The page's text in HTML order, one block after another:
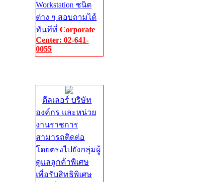
Workstation ชนิด
ต่าง ๆ สอบถามได้
ทันทีที่ Corporate
Center: 02-641-
0055
ดีลเลอร์ บริษัท
องค์กร และหน่วย
งานราชการ
สามารถติดต่อ
โดยตรงไปยังกลุ่มผู้
ดูแลลูกค้าพิเศษ
เพื่อรับสิทธิพิเศษ